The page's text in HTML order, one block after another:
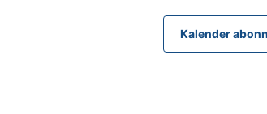
Kalender